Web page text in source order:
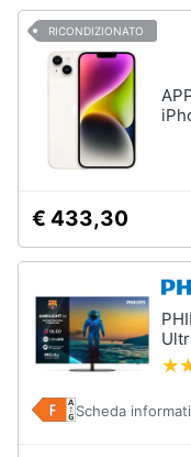
RICONDIZIONATO
€ 433,30
Scheda